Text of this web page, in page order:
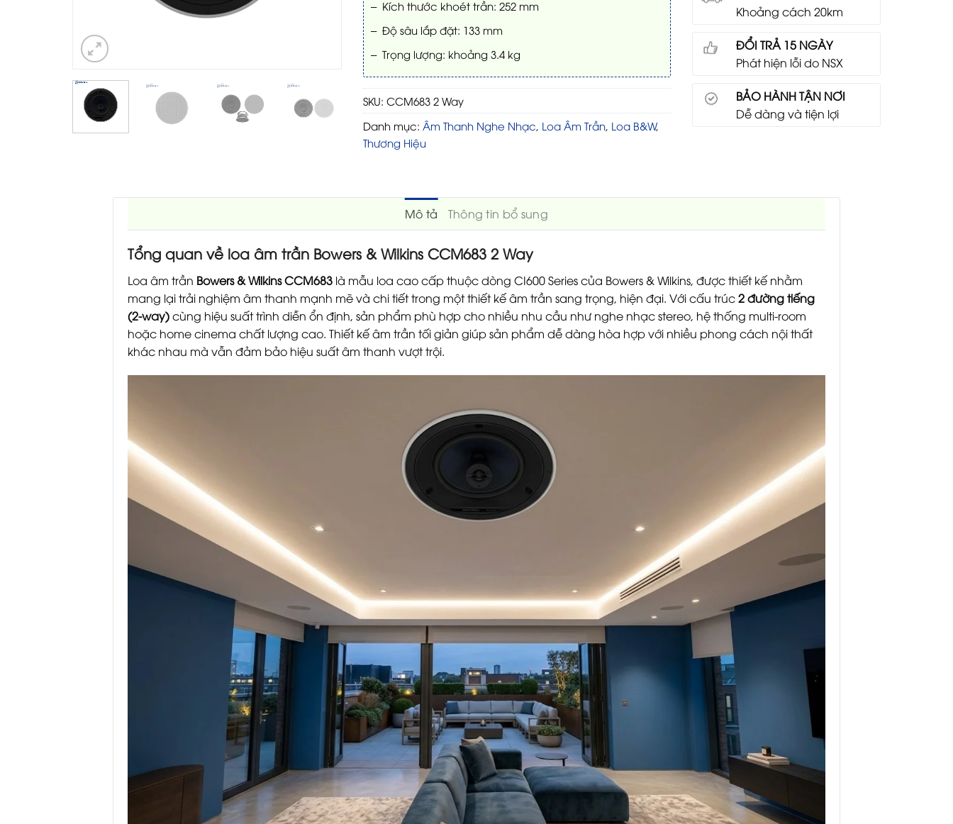
– Kích thước khoét trần: 252 mm
– Độ sâu lắp đặt: 133 mm
– Trọng lượng: khoảng 3.4 kg
SKU: CCM683 2 Way
Danh mục: Âm Thanh Nghe Nhạc, Loa Âm Trần, Loa B&W,
Thương Hiệu
Khoảng cách 20km
ĐỔI TRẢ 15 NGÀY
Phát hiện lỗi do NSX
BẢO HÀNH TẬN NƠI
Dễ dàng và tiện lợi
Mô tả Thông tin bổ sung
Tổng quan về loa âm trần Bowers & Wilkins CCM683 2 Way
Loa âm trần Bowers & Wilkins CCM683 là mẫu loa cao cấp thuộc dòng CI600 Series của Bowers & Wilkins, được thiết kế nhằm
mang lại trải nghiệm âm thanh mạnh mẽ và chi tiết trong một thiết kế âm trần sang trọng, hiện đại. Với cấu trúc2 đường tiếng
(2-way)cùng hiệu suất trình diễn ổn định, sản phẩm phù hợp cho nhiều nhu cầu như nghe nhạc stereo, hệ thống multi-room
hoặc home cinema chất lượng cao. Thiết kế âm trần tối giản giúp sản phẩm dễ dàng hòa hợp với nhiều phong cách nội thất
khác nhau mà vẫn đảm bảo hiệu suất âm thanh vượt trội.